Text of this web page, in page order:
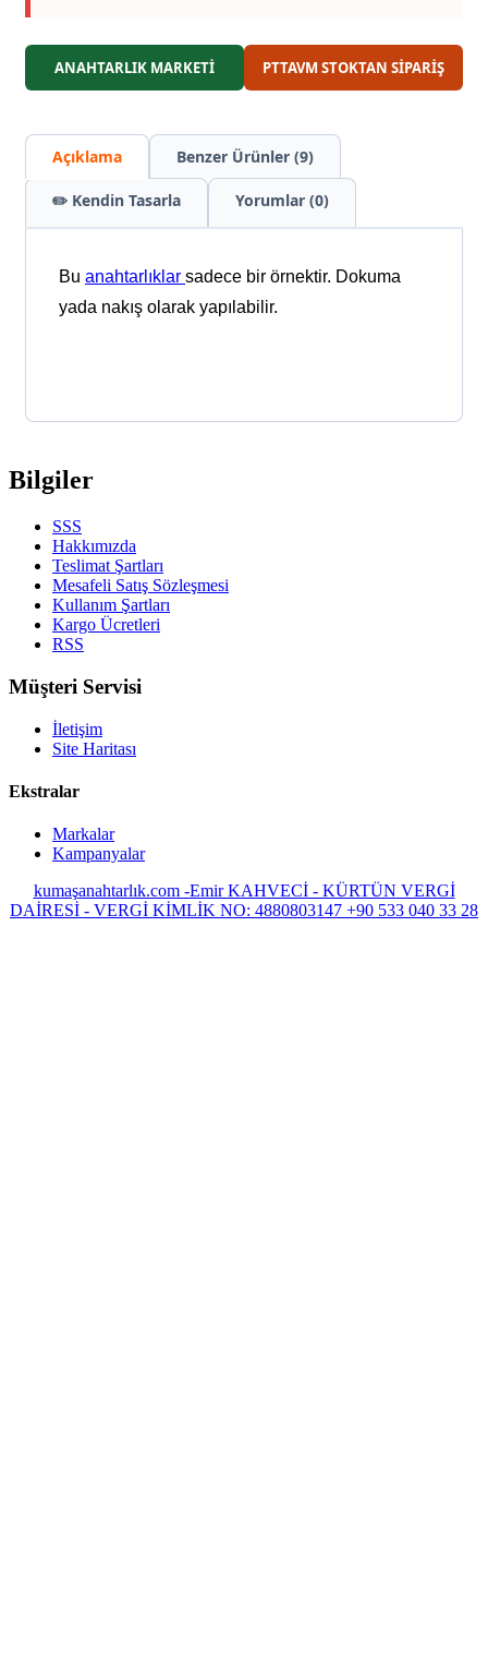
ANAHTARLIK MARKETİ PTTAVM STOKTAN SİPARİŞ
Açıklama Benzer Ürünler (9)
✏️ Kendin Tasarla Yorumlar (0)
Bu anahtarlıklar sadece bir örnektir. Dokuma
yada nakış olarak yapılabilir.
Bilgiler
SSS
Hakkımızda
Teslimat Şartları
Mesafeli Satış Sözleşmesi
Kullanım Şartları
Kargo Ücretleri
RSS
Müşteri Servisi
İletişim
Site Haritası
Ekstralar
Markalar
Kampanyalar
kumaşanahtarlık.com -Emir KAHVECİ - KÜRTÜN VERGİ
DAİRESİ - VERGİ KİMLİK NO: 4880803147 +90 533 040 33 28